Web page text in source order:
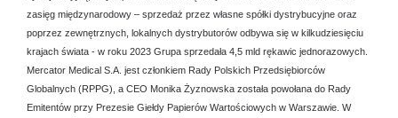
zasięg międzynarodowy – sprzedaż przez własne spółki dystrybucyjne oraz
poprzez zewnętrznych, lokalnych dystrybutorów odbywa się w kilkudziesięciu
krajach świata - w roku 2023 Grupa sprzedała 4,5 mld rękawic jednorazowych.
Mercator Medical S.A. jest członkiem Rady Polskich Przedsiębiorców
Globalnych (RPPG), a CEO Monika Żyznowska została powołana do Rady
Emitentów przy Prezesie Giełdy Papierów Wartościowych w Warszawie. W